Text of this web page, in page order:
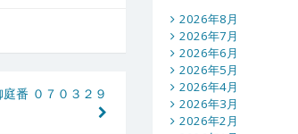
番 ０７０３２９
2026年8月
2026年7月
2026年6月
2026年5月
2026年4月
2026年3月
2026年2月